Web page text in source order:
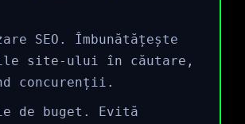
SEO. Îmbunătățește
site-ului în căutare,
concurenții.
de buget. Evită